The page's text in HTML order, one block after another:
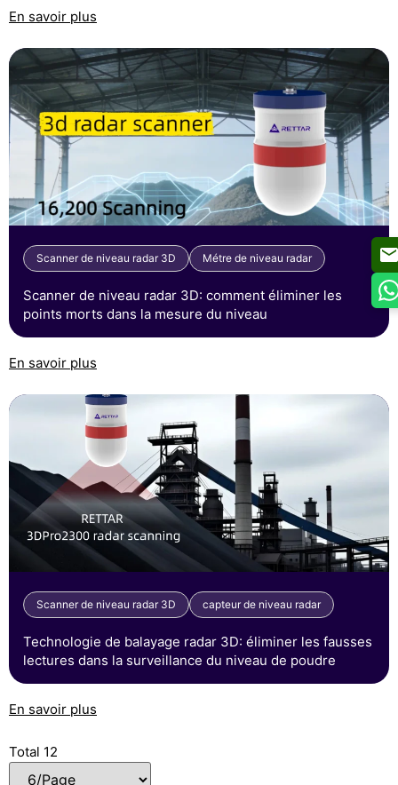
En savoir plus
Scanner de niveau radar 3D Métre de niveau radar
Scanner de niveau radar 3D: comment éliminer les
points morts dans la mesure du niveau
En savoir plus
Scanner de niveau radar 3D capteur de niveau radar
Technologie de balayage radar 3D: éliminer les fausses
lectures dans la surveillance du niveau de poudre
En savoir plus
Total 12